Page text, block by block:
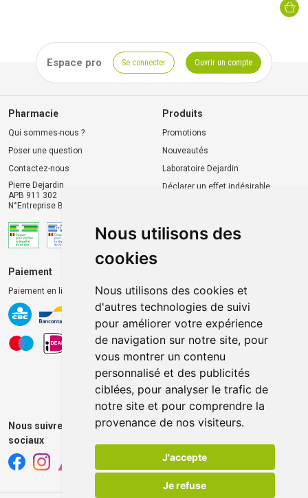
Nous utilisons des
cookies
Nous utilisons des cookies et
d'autres technologies de suivi
pour améliorer votre expérience
de navigation sur notre site, pour
vous montrer un contenu
personnalisé et des publicités
ciblées, pour analyser le trafic de
notre site et pour comprendre la
provenance de nos visiteurs.
J'accepte
Je refuse
Espace pro Se connecter Ouvrir un compte
Pharmacie
Qui sommes-nous ?
Poser une question
Contactez-nous
Pierre Dejardin
APB 911 302
N°Entreprise BE0446.901.764
Produits
Promotions
Nouveautés
Laboratoire Dejardin
Déclarer un effet indésirable
Paiement
Paiement en ligne 100% sécurisé
Livraison chez vous
Livraison dans un Point
d’enlèvement
Retrait dans la pharmacie
Retrait en casiers extérieurs
Nous suivre sur les réseaux
sociaux